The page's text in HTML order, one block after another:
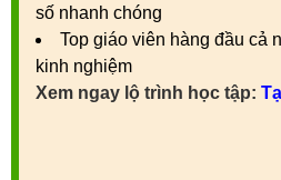
số nhanh chóng
Top giáo viên hàng đầu cả
kinh nghiệm
Xem ngay lộ trình học tập: